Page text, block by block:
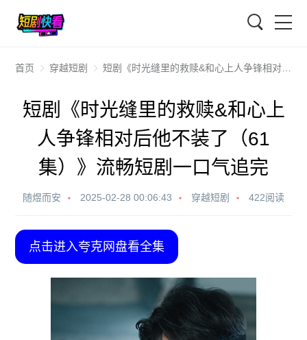
首页 穿越短剧 短剧《时光缝里的救赎&和心上人争锋相对后他不装了（61集）》流畅短剧一口气追完
短剧《时光缝里的救赎&和心上
人争锋相对后他不装了（61
集）》流畅短剧一口气追完
随煜而安 2025-02-28 00:06:43 穿越短剧 422阅读
点击进入夸克网盘看全集